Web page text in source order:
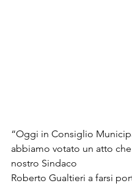
“Oggi in Consiglio
abbiamo votato un atto
nostro Sindaco
Roberto Gualtieri a farsi